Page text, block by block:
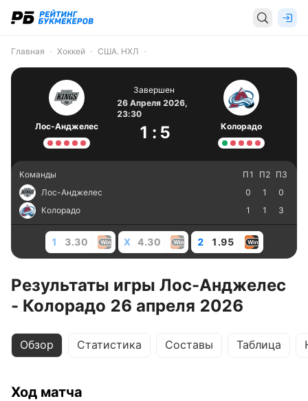
Главная Хоккей США. НХЛ
Лос-Анджелес
Завершен
26 Апреля 2026,
23:30
1 : 5 Колорадо
Команды П1 П2 П3
Лос-Анджелес
0 1
0
Колорадо
1 1 3
1 3.30 X 4.30 2 1.95
Результаты игры Лос-Анджелес
- Колорадо 26 апреля 2026
Обзор Статистика Составы Таблица
Ход матча